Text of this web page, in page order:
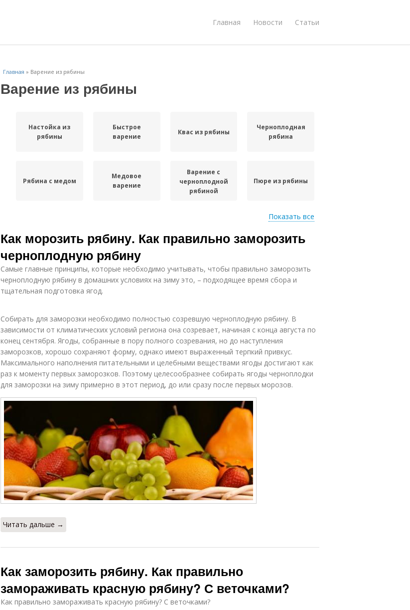
Главная Новости Статьи
Главная » Варение из рябины
Варение из рябины
Настойка из
рябины
Быстрое
варение
Квас из рябины
Черноплодная
рябина
Рябина с медом
Медовое
варение
Варение с
черноплодной
рябиной
Пюре из рябины
рябины
рябиной
морозилке
Показать все
Как морозить рябину. Как правильно заморозить
черноплодную рябину
Самые главные принципы, которые необходимо учитывать, чтобы правильно заморозить
черноплодную рябину в домашних условиях на зиму это, – подходящее время сбора и
тщательная подготовка ягод.
Собирать для заморозки необходимо полностью созревшую черноплодную рябину. В
зависимости от климатических условий региона она созревает, начиная с конца августа по
конец сентября. Ягоды, собранные в пору полного созревания, но до наступления
заморозков, хорошо сохраняют форму, однако имеют выраженный терпкий привкус.
Максимального наполнения питательными и целебными веществами ягоды достигают как
раз к моменту первых заморозков. Поэтому целесообразнее собирать ягоды черноплодки
для заморозки на зиму примерно в этот период, до или сразу после первых морозов.
Читать дальше →
Как заморозить рябину. Как правильно
замораживать красную рябину? С веточками?
Как правильно замораживать красную рябину? С веточками?